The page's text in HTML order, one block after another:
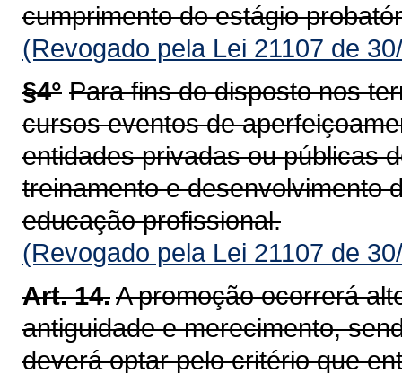
cumprimento do estágio
(Revogado pela Lei 21107 de
§4° Para fins do disposto nos
cursos eventos de
entidades privadas ou públicas
treinamento e desenvolvimento
educação profissional.
(Revogado pela Lei 21107 de
Art. 14.A promoção ocorrerá
antiguidade e merecimento,
deverá optar pelo critério que